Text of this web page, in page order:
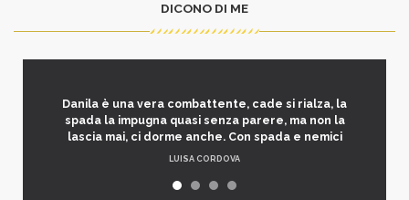
DICONO DI ME
Danila è una vera combattente, cade si rialza, la
spada la impugna quasi senza parere, ma non la
lascia mai, ci dorme anche. Con spada e nemici
LUISA CORDOVA